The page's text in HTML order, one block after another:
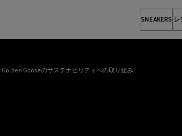
SNEAKERS レ
Golden Gooseのサステナビリティへの取り組み